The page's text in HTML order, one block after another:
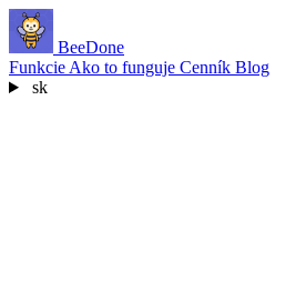
BeeDone
Funkcie Ako to funguje Cenník Blog
sk